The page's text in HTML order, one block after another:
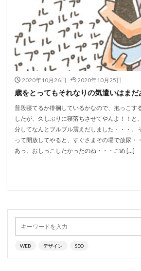
2020年10月26日 2020年10月25日
歳をとってもそれなりの気遣いはまだ
普段寝てるか徘徊しているかなので、抱っこす
したが、久しぶりに寝落ちさせてやんよ！！と
分してなんとブルブル震えだしました・・・。
って開放してやると、すぐさまその場で放尿・
あっ、おしっこしたかったのね・・・ごめ […]
WEB デザイン SEO